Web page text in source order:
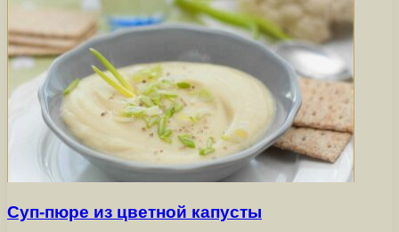
Суп-пюре из цветной капусты